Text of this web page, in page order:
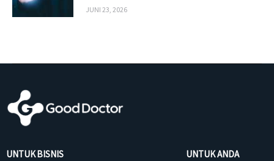
JUNI 23, 2026
UNTUK BISNIS UNTUK ANDA